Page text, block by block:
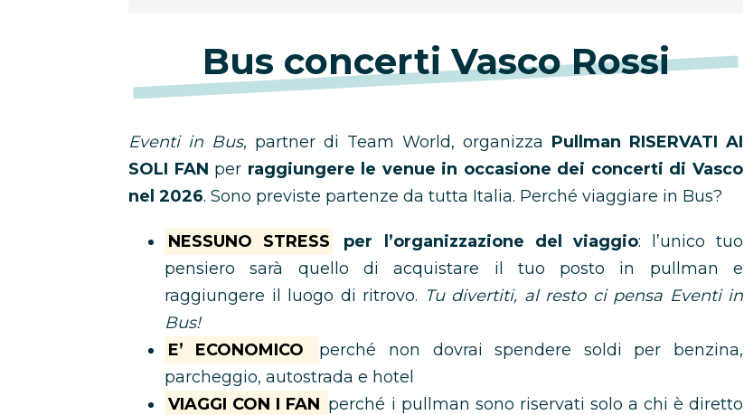
Bus concerti Vasco Rossi
Eventi in Bus, partner di Team World, organizza Pullman RISERVATI AI
SOLI FAN per raggiungere le venue in occasione dei concerti di Vasco
nel 2026. Sono previste partenze da tutta Italia. Perché viaggiare in Bus?
NESSUNO STRESS per l’organizzazione del viaggio: l’unico tuo
pensiero sarà quello di acquistare il tuo posto in pullman e
raggiungere il luogo di ritrovo. Tu divertiti, al resto ci pensa Eventi in
Bus!
E’ ECONOMICO
perché non dovrai spendere soldi per benzina,
parcheggio, autostrada e hotel
VIAGGI CON I FAN perché i pullman sono riservati solo a chi è diretto